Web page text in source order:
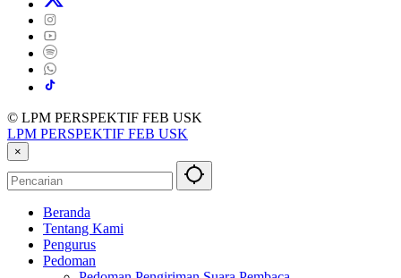
© LPM PERSPEKTIF FEB USK
LPM PERSPEKTIF FEB USK
×
Beranda
Tentang Kami
Pengurus
Pedoman